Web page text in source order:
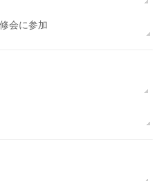
会に参加